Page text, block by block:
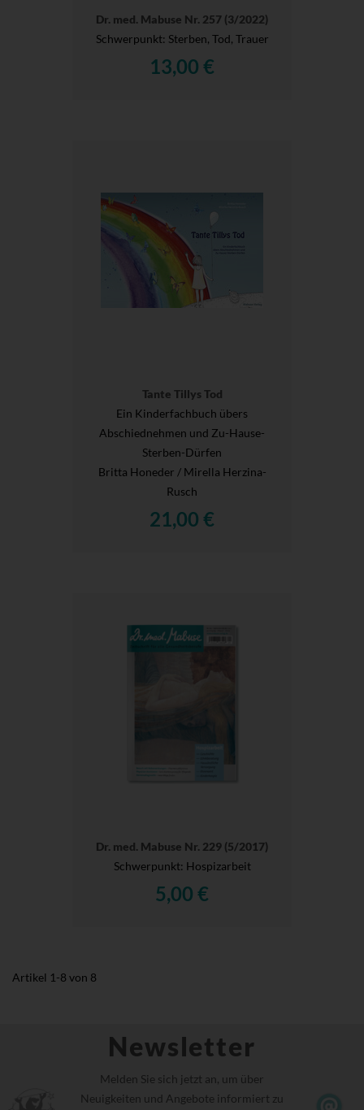
Dr. med. Mabuse Nr. 257 (3/2022)
Schwerpunkt: Sterben, Tod, Trauer
13,00 €
Tante Tillys Tod
Ein Kinderfachbuch übers
Abschiednehmen und Zu-Hause-
Sterben-Dürfen
Britta Honeder / Mirella Herzina-
Rusch
21,00 €
Dr. med. Mabuse Nr. 229 (5/2017)
Schwerpunkt: Hospizarbeit
5,00 €
Artikel 1 -8 von 8
Newsletter
Melden Sie sich jetzt an, um über
Neuigkeiten und Angebote informiert zu